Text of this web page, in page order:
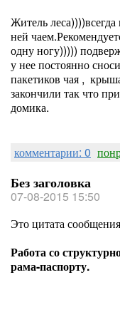
Житель
ней
одну ногу)))))
у нее постоянно
пакетиков чая ,
закончили так что
домика.
комментарии: 0
Без заголовка
07-08-2015 15:50
Это цитата сообщения
Работа со
рама-паспорту.